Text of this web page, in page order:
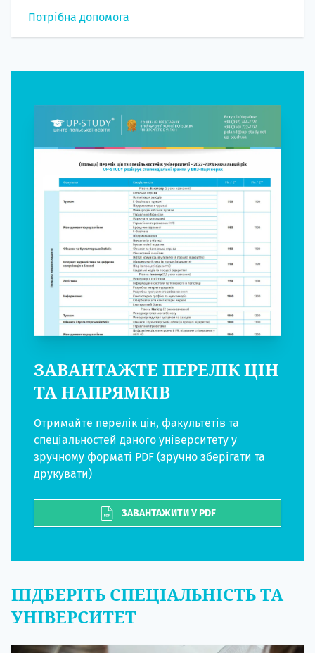
Потрібна допомога
ЗАВАНТАЖТЕ ПЕРЕЛІК ЦІН
ТА НАПРЯМКІВ
Отримайте перелік цін, факультетів та
спеціальностей даного університету у
зручному форматі PDF (зручно зберігати та
друкувати)
ЗАВАНТАЖИТИ У PDF
ПІДБЕРІТЬ СПЕЦІАЛЬНІСТЬ ТА
УНІВЕРСИТЕТ